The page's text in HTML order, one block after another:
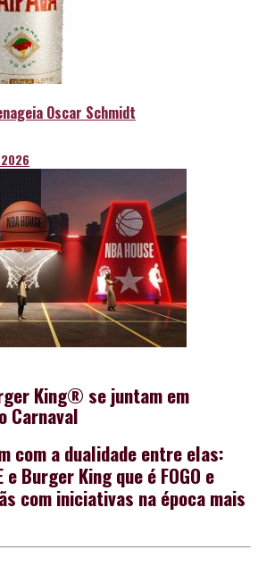
Oscar Schmidt
King® se juntam em
Carnaval
com a dualidade entre elas:
Burger King que é FOGO e
com iniciativas na época mais